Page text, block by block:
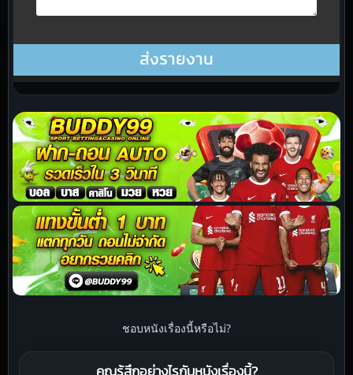
ชอบหนังเรื่องนี้หรือไม่?
คุณรู้สึกอย่างไรกับหนังเรื่องนี้?